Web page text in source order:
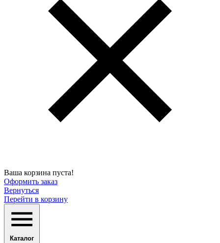
Ваша корзина пуста!
Оформить заказ
Вернуться
Перейти в корзину
Каталог